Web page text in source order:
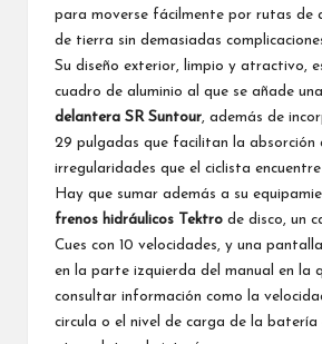
para moverse fácilmente por rutas de
de tierra sin demasiadas
Su diseño exterior, limpio y atractivo,
cuadro de aluminio al que se añade una
delantera SR Suntour , además de
29 pulgadas que facilitan la absorción
irregularidades que el ciclista encuentre
Hay que sumar además a su
frenos hidráulicos Tektro de disco, un
Cues con 10 velocidades, y una
en la parte izquierda del manual en la
consultar información como la
circula o el nivel de carga de la batería